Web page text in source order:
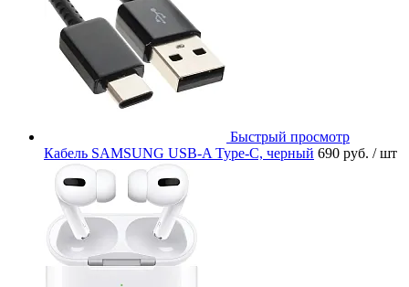
Быстрый просмотр
Кабель SAMSUNG USB-A Type-C, черный 690 руб. / шт